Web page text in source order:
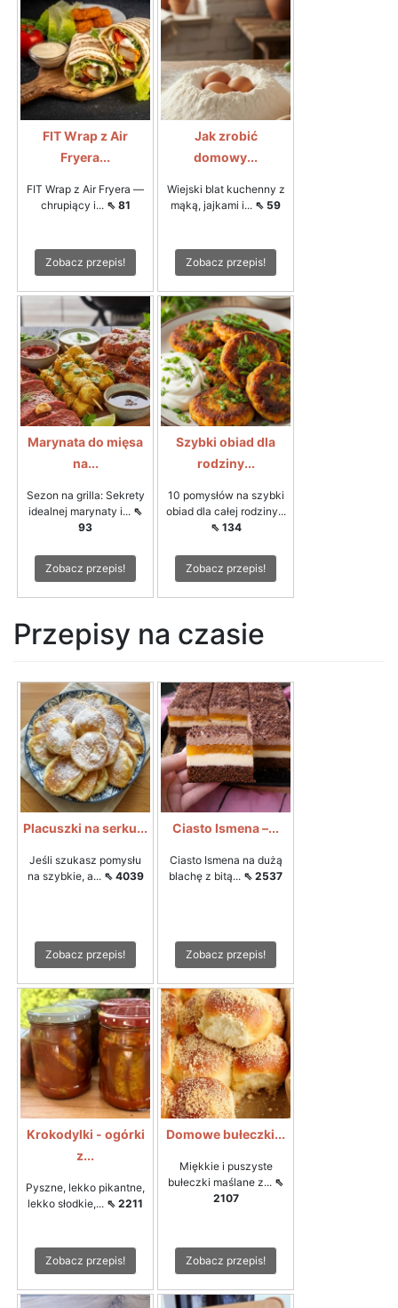
FIT Wrap z Air
Fryera...
FIT Wrap z Air Fryera —
chrupiący i... ⇖ 81
Zobacz przepis!
Jak zrobić
domowy...
Wiejski blat kuchenny z
mąką, jajkami i... ⇖ 59
Zobacz przepis!
Marynata do mięsa
na...
Sezon na grilla: Sekrety
idealnej marynaty i... ⇖
93
Zobacz przepis!
Szybki obiad dla
rodziny...
10 pomysłów na szybki
obiad dla całej rodziny...
⇖ 134
Zobacz przepis!
Przepisy na czasie
Placuszki na serku...
Jeśli szukasz pomysłu
na szybkie, a... ⇖ 4039
Zobacz przepis!
Ciasto Ismena –...
Ciasto Ismena na dużą
blachę z bitą... ⇖ 2537
Zobacz przepis!
Krokodylki - ogórki
z...
Pyszne, lekko pikantne,
lekko słodkie,... ⇖ 2211
Zobacz przepis!
Domowe bułeczki...
Miękkie i puszyste
bułeczki maślane z... ⇖
2107
Zobacz przepis!